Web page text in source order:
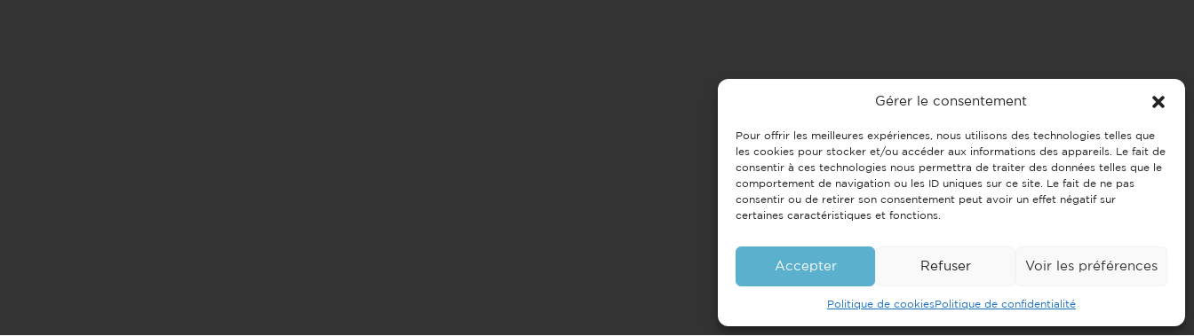
Gérer le consentement
Pour offrir les meilleures expériences, nous utilisons des technologies telles que
les cookies pour stocker et/ou accéder aux informations des appareils. Le fait de
consentir à ces technologies nous permettra de traiter des données telles que le
comportement de navigation ou les ID uniques sur ce site. Le fait de ne pas
consentir ou de retirer son consentement peut avoir un effet négatif sur
certaines caractéristiques et fonctions.
Accepter Refuser Voir les préférences
Politique de cookiesPolitique de confidentialité